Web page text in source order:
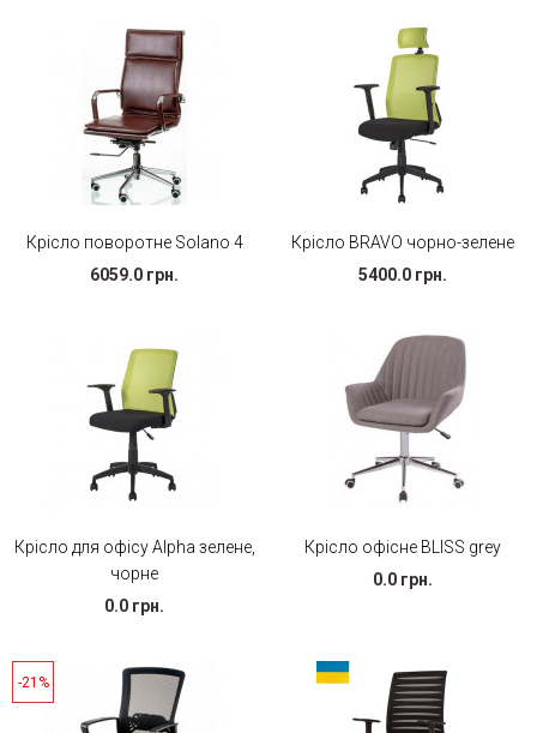
Крісло поворотне Solano 4
6059.0 грн.
Крісло BRAVO чорно-зелене
5400.0 грн.
Крісло для офісу Alpha зелене,
чорне
0.0 грн.
Крісло офісне BLISS grey
0.0 грн.
-21%